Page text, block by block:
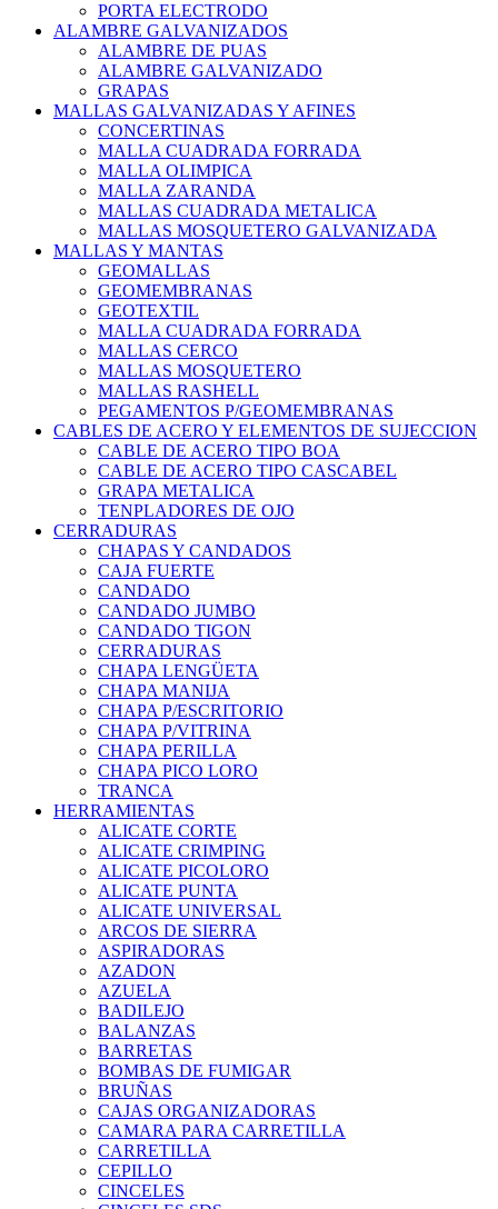
PORTA ELECTRODO
ALAMBRE GALVANIZADOS
ALAMBRE DE PUAS
ALAMBRE GALVANIZADO
GRAPAS
MALLAS GALVANIZADAS Y AFINES
CONCERTINAS
MALLA CUADRADA FORRADA
MALLA OLIMPICA
MALLA ZARANDA
MALLAS CUADRADA METALICA
MALLAS MOSQUETERO GALVANIZADA
MALLAS Y MANTAS
GEOMALLAS
GEOMEMBRANAS
GEOTEXTIL
MALLA CUADRADA FORRADA
MALLAS CERCO
MALLAS MOSQUETERO
MALLAS RASHELL
PEGAMENTOS P/GEOMEMBRANAS
CABLES DE ACERO Y ELEMENTOS DE SUJECCION
CABLE DE ACERO TIPO BOA
CABLE DE ACERO TIPO CASCABEL
GRAPA METALICA
TENPLADORES DE OJO
CERRADURAS
CHAPAS Y CANDADOS
CAJA FUERTE
CANDADO
CANDADO JUMBO
CANDADO TIGON
CERRADURAS
CHAPA LENGÜETA
CHAPA MANIJA
CHAPA P/ESCRITORIO
CHAPA P/VITRINA
CHAPA PERILLA
CHAPA PICO LORO
TRANCA
HERRAMIENTAS
ALICATE CORTE
ALICATE CRIMPING
ALICATE PICOLORO
ALICATE PUNTA
ALICATE UNIVERSAL
ARCOS DE SIERRA
ASPIRADORAS
AZADON
AZUELA
BADILEJO
BALANZAS
BARRETAS
BOMBAS DE FUMIGAR
BRUÑAS
CAJAS ORGANIZADORAS
CAMARA PARA CARRETILLA
CARRETILLA
CEPILLO
CINCELES